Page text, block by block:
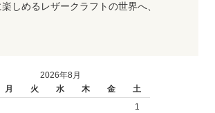
しめるレザークラフトの世界へ、
2026年8月
月 火 水 木 金
土
1